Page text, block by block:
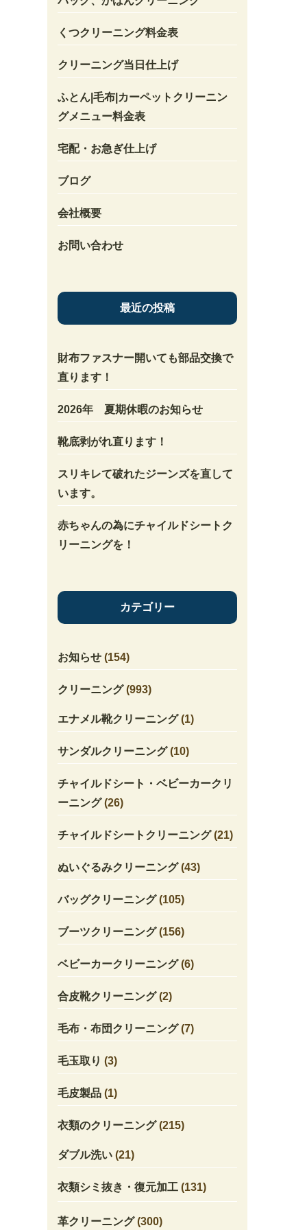
くつクリーニング料金表
クリーニング当日仕上げ
ふとん|毛布|カーペットクリーニン
グメニュー料金表
宅配・お急ぎ仕上げ
ブログ
会社概要
お問い合わせ
最近の投稿
財布ファスナー開いても部品交換で
直ります！
2026年 夏期休暇のお知らせ
靴底剥がれ直ります！
スリキレて破れたジーンズを直して
います。
赤ちゃんの為にチャイルドシートク
リーニングを！
カテゴリー
お知らせ(154)
クリーニング(993)
エナメル靴クリーニング(1)
サンダルクリーニング(10)
チャイルドシート・ベビーカークリ
ーニング(26)
チャイルドシートクリーニング(21)
ぬいぐるみクリーニング(43)
バッグクリーニング(105)
ブーツクリーニング(156)
ベビーカークリーニング(6)
合皮靴クリーニング(2)
毛布・布団クリーニング(7)
毛玉取り (3)
毛皮製品(1)
衣類のクリーニング(215)
ダブル洗い(21)
衣類シミ抜き・復元加工(131)
革クリーニング(300)